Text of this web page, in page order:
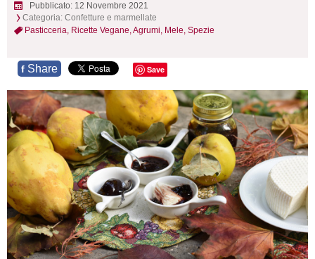
Pubblicato: 12 Novembre 2021
Categoria: Confetture e marmellate
Pasticceria, Ricette Vegane,Agrumi, Mele, Spezie
f Share Save